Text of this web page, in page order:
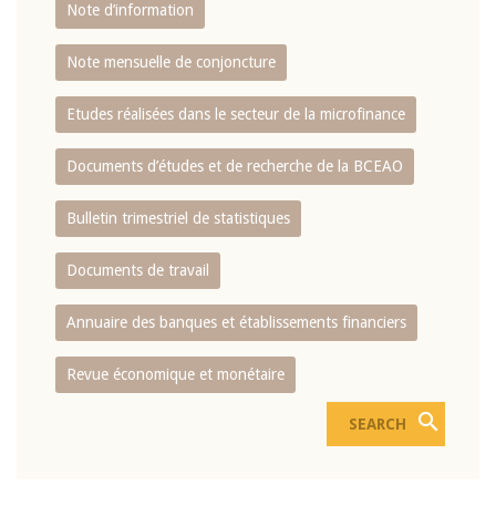
Note d’information
Note mensuelle de conjoncture
Etudes réalisées dans le secteur de la microfinance
Documents d’études et de recherche de la BCEAO
Bulletin trimestriel de statistiques
Documents de travail
Annuaire des banques et établissements financiers
Revue économique et monétaire